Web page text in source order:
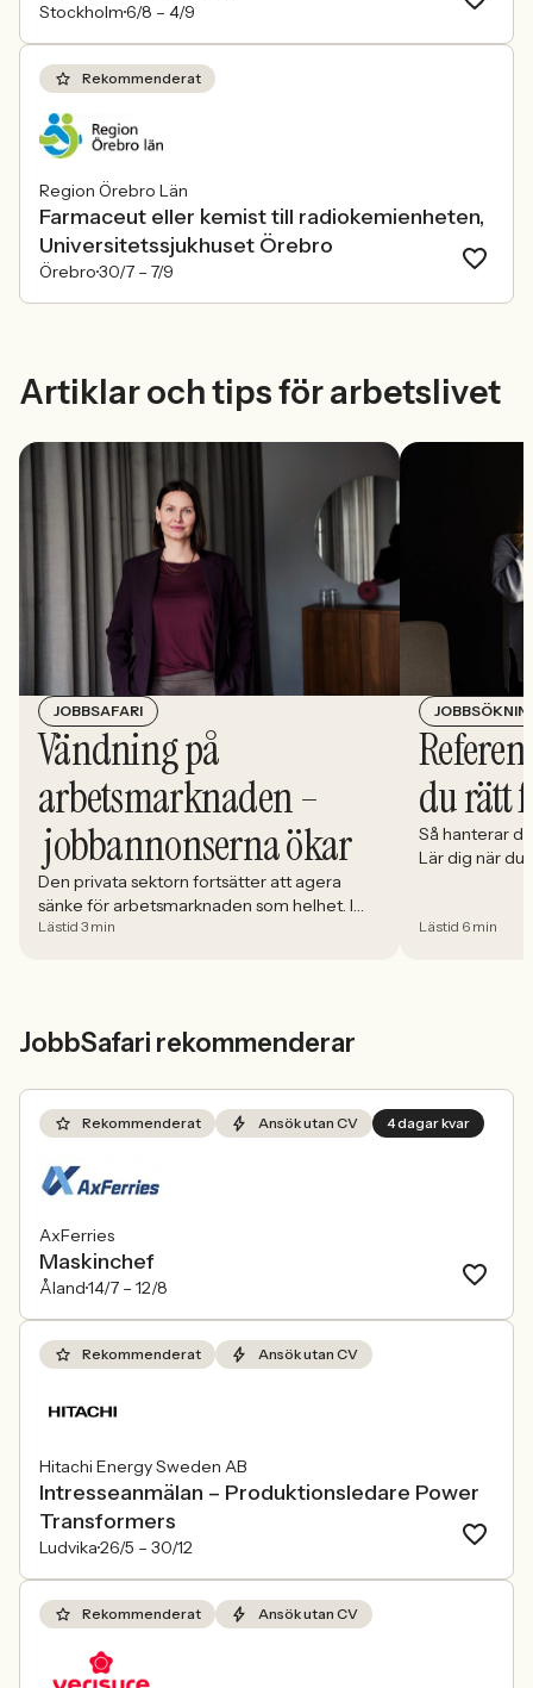
Stockholm6/8 – 4/9
Rekommenderat
Region Örebro Län
Farmaceut eller kemist till radiokemienheten,
Universitetssjukhuset Örebro
Örebro30/7 – 7/9
Artiklar och tips för arbetslivet
JOBBSAFARI
Vändning på
arbetsmarknaden –
jobbannonserna ökar
Den privata sektorn fortsätter att agera
sänke för arbetsmarknaden som helhet. I
april minskade antalet jobbannonser i
Lästid 3 min
du rätt
Så hanterar
Lär dig när du
Lästid 6 min
JobbSafari rekommenderar
Rekommenderat Ansök utan CV 4 dagar kvar
AxFerries
Maskinchef
Åland14/7 – 12/8
Rekommenderat Ansök utan CV
Hitachi Energy Sweden AB
Intresseanmälan – Produktionsledare Power
Transformers
Ludvika26/5 – 30/12
Rekommenderat Ansök utan CV